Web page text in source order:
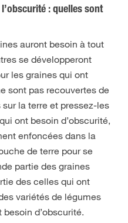
: quelles sont
auront besoin à tout
se développeront
les graines qui ont
sont pas recouvertes de
la terre et pressez-les
ont besoin d’obscurité,
enfoncées dans la
de terre pour se
partie des graines
des celles qui ont
variétés de légumes
d’obscurité.